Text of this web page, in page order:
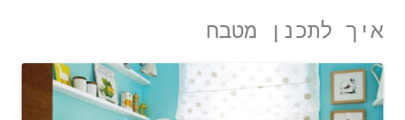
איך לתכנן מטבח